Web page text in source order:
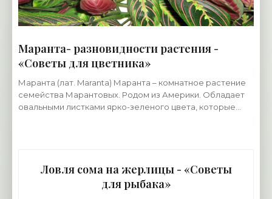
Маранта- разновидности растения -
«Советы для цветника»
Маранта (лат. Maranta) Маранта – комнатное растение
семейства Марантовых. Родом из Америки. Обладает
овальными листками ярко-зеленого цвета, которые
Ловля сома на жерлицы - «Советы
для рыбака»